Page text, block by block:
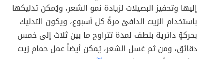
إليها وتحفيز البصيلات لزيادة نمو الشعر، ويُمكن تدليكها
باستخدام الزيت الدافئ مرةً كل أسبوع، ويكون التدليك
بحركةٍ دائرية بلطف لمدة تتراوح ما بين ثلاث إلى خمس
دقائق، ومن ثم غسل الشعر، يُمكن أيضاً عمل حمام زيت